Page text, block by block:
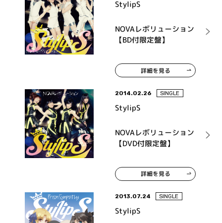
StylipS
NOVAレボリューション
【BD付限定盤】
詳細を見る
2014.02.26 SINGLE
StylipS
NOVAレボリューション
【DVD付限定盤】
詳細を見る
2013.07.24 SINGLE
StylipS